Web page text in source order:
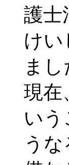
護士
けい
ま
現在
い
う